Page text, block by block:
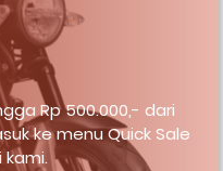
Rp 500.000,- dari
ke menu Quick Sale